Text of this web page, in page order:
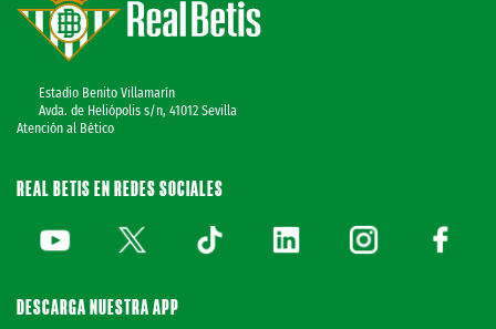
Estadio Benito Villamarín
Avda. de Heliópolis s/n, 41012 Sevilla
Atención al Bético
REAL BETIS EN REDES SOCIALES
DESCARGA NUESTRA APP